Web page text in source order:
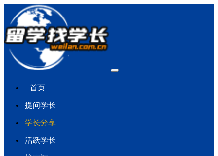
首页
提问学长
学长分享
活跃学长